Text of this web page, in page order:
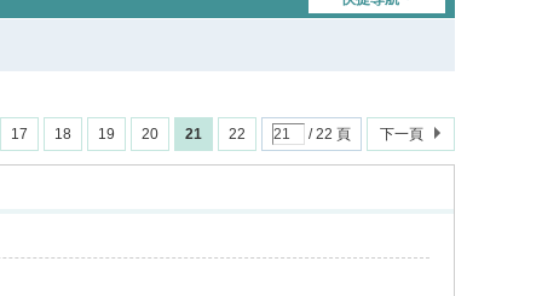
17 18 19 20 21 22 / 22 頁 下一頁